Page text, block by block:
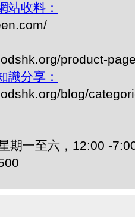
站收料：
product-
識分享：
blog/
期一至六，12:00 -